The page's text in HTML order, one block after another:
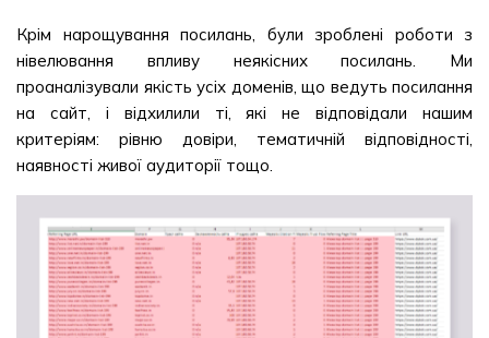
Крім нарощування посилань, були зроблені роботи з
нівелювання впливу неякісних посилань. Ми
проаналізували якість усіх доменів, що ведуть посилання
на сайт, і відхилили ті, які не відповідали нашим
критеріям: рівню довіри, тематичній відповідності,
наявності живої аудиторії тощо.